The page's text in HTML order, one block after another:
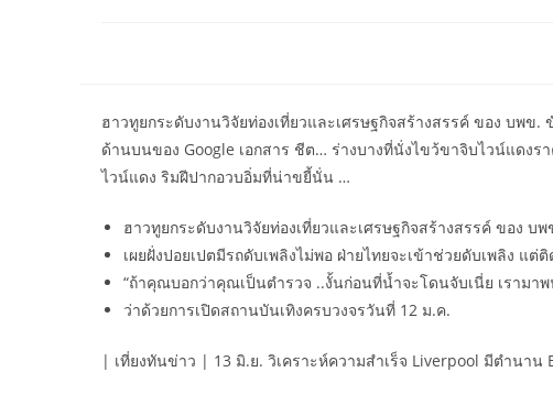
ฮาวทูยกระดับงานวิจัยท่องเที่ยวและเศรษฐกิจสร้างสรรค์ ของ บพ
ด้านบนของ Google เอกสาร ชีต… ร่างบางที่นั่งไขว้ขาจิบไวน์แดง
ไวน์แดง ริมฝีปากอวบอิ่มที่น่าขยี้นั่น …
ฮาวทูยกระดับงานวิจัยท่องเที่ยวและเศรษฐกิจสร้างสรรค์ ของ บพ
เผยฝั่งปอยเปตมีรถดับเพลิงไม่พอ ฝ่ายไทยจะเข้าช่วยดับเพลิง แต่
“ถ้าคุณบอกว่าคุณเป็นตำรวจ ..งั้นก่อนที่น้ำจะโดนจับเนี่ย เรามา
ว่าด้วยการเปิดสถานบันเทิงครบวงจรวันที่ 12 ม.ค.
| เที่ยงทันข่าว | 13 มิ.ย. วิเคราะห์ความสำเร็จ Liverpool มีตำนาน